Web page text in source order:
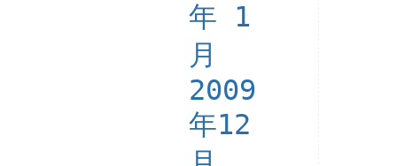
年 1
月
2009
年12